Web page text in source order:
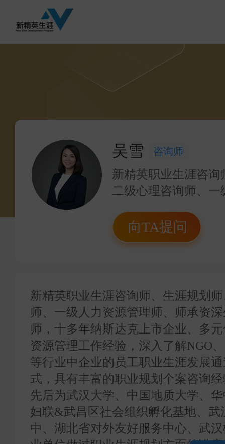
吴雪 咨询师
新精英职业生涯咨
二级心理咨询师、一
十多年纳斯达克上
集团人力资源管理
式，具有丰富的职
向TA提问
新精英职业生涯咨询师、生涯规划
师、一级人力资源管理师、师承资
师，十多年纳斯达克上市企业、多
资源管理工作经验，深入了解NGO
等行业中企业的员工职业生涯发展
式，具有丰富的职业规划个案咨询
先后为武汉大学、中国地质大学、
妇联&武昌区社会组织孵化基地、武
中、湖北省对外友好服务中心、武